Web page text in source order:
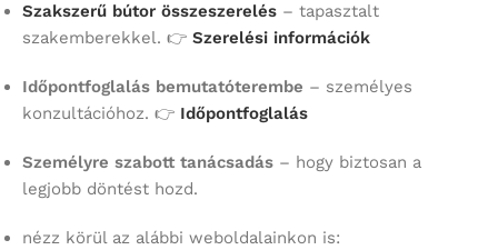
Szakszerű bútor összeszerelés – tapasztalt
szakemberekkel. 👉 Szerelési információk
Időpontfoglalás bemutatóterembe – személyes
konzultációhoz. 👉 Időpontfoglalás
Személyre szabott tanácsadás – hogy biztosan a
legjobb döntést hozd.
nézz körül az alábbi weboldalainkon is: